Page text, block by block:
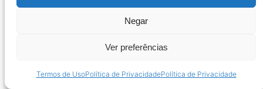
Negar
Ver preferências
Termos de UsoPolítica de PrivacidadePolítica de Privacidade